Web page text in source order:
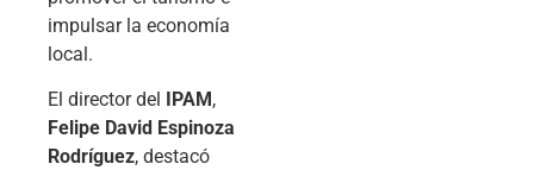
impulsar la economía
local.
El director del IPAM ,
Felipe David Espinoza
Rodríguez, destacó